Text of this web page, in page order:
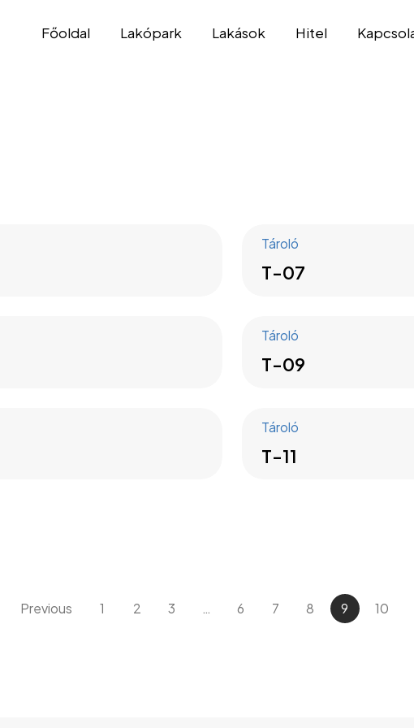
Főoldal Lakópark Lakások Hitel
Tároló
T-07
Tároló
T-09
Tároló
T-11
Previous 1 2 3 … 6 7 8 9 10